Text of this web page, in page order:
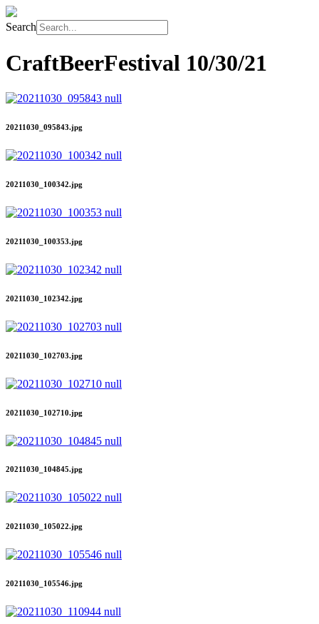
Search
CraftBeerFestival 10/30/21
20211030_095843.jpg
20211030_100342.jpg
20211030_100353.jpg
20211030_102342.jpg
20211030_102703.jpg
20211030_102710.jpg
20211030_104845.jpg
20211030_105022.jpg
20211030_105546.jpg